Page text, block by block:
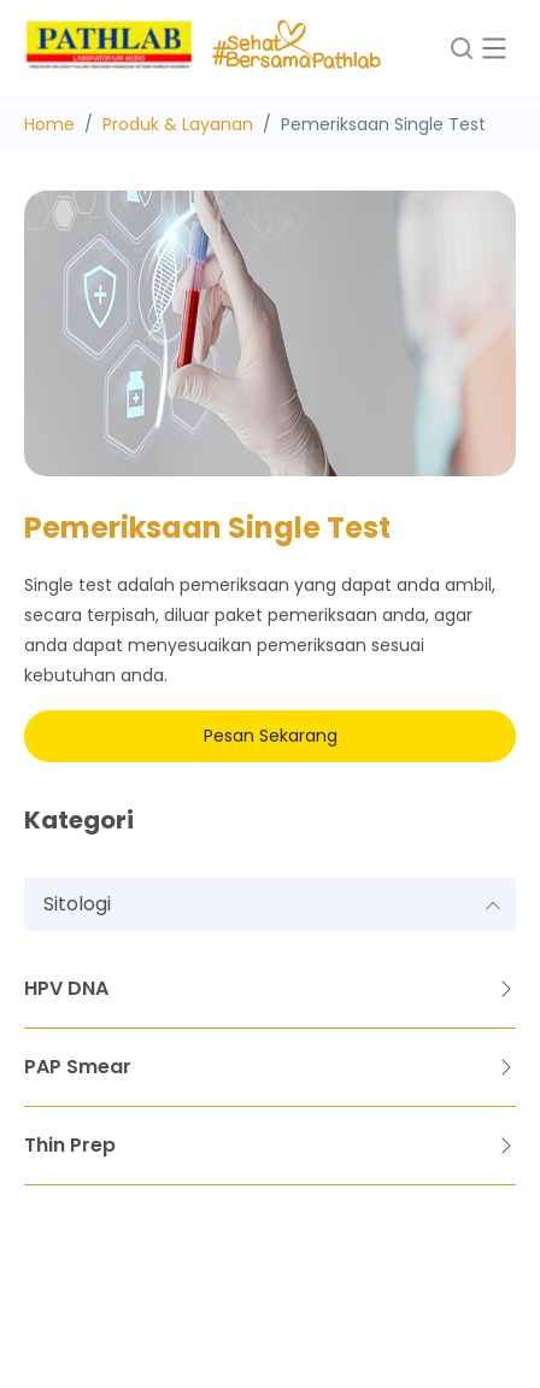
Home Produk & Layanan Pemeriksaan Single Test
Pemeriksaan Single Test
Single test adalah pemeriksaan yang dapat anda ambil,
secara terpisah, diluar paket pemeriksaan anda, agar
anda dapat menyesuaikan pemeriksaan sesuai
kebutuhan anda.
Pesan Sekarang
Kategori
Sitologi
HPV DNA
PAP Smear
Thin Prep